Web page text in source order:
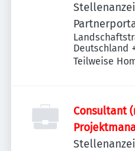
Deutschland
Teilweise
Consultant